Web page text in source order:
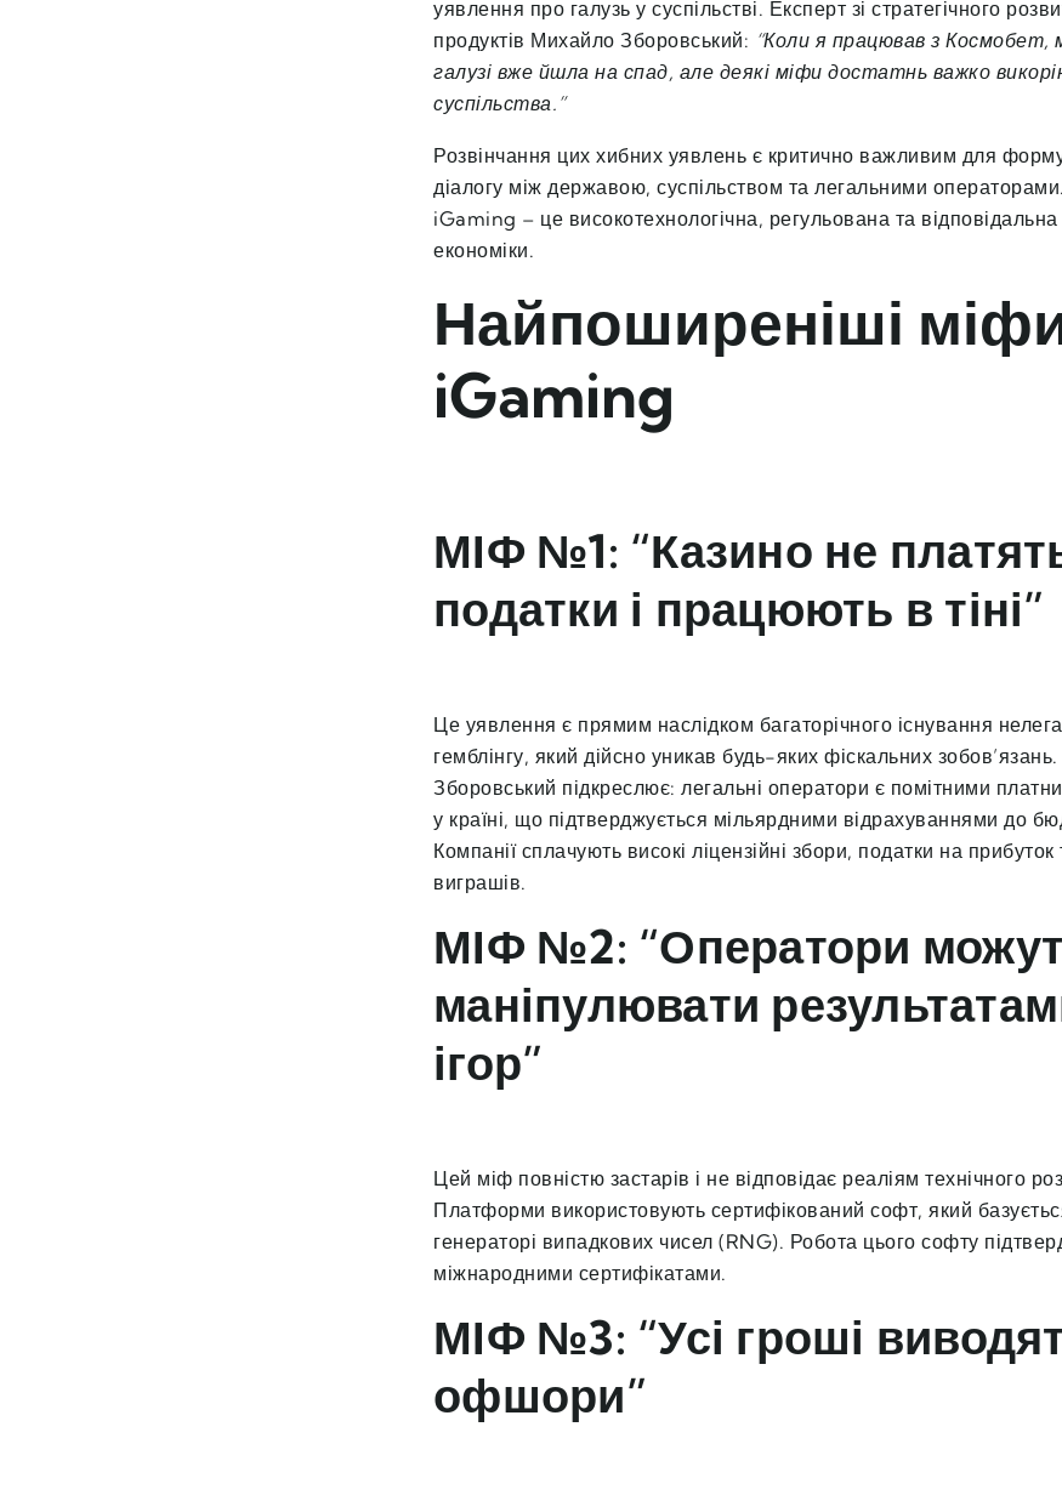
уявлення про галузь у суспільстві. Експерт зі стратегічного
продуктів Михайло Зборовський: “Коли я працював з Космобет,
галузі вже йшла на спад, але деякі міфи достатнь важко
суспільства.”
Розвінчання цих хибних уявлень є критично важливим для
діалогу між державою, суспільством та легальними
iGaming – це високотехнологічна, регульована та відповідальна
економіки.
Найпоширеніші
iGaming
МІФ №1: “Казино не
податки і працюють в тіні”
Це уявлення є прямим наслідком багаторічного існування
гемблінгу, який дійсно уникав будь-яких фіскальних
Зборовський підкреслює: легальні оператори є помітними
у країні, що підтверджується мільярдними відрахуваннями до
Компанії сплачують високі ліцензійні збори, податки на прибуток
виграшів.
МІФ №2: “Оператори
маніпулювати
ігор”
Цей міф повністю застарів і не відповідає реаліям технічного
Платформи використовують сертифікований софт, який
генераторі випадкових чисел (RNG). Робота цього софту
міжнародними сертифікатами.
МІФ №3: “Усі гроші
офшори”